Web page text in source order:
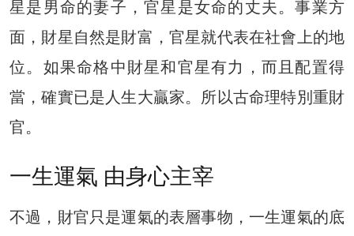
星是男命的妻子，官星是女命的丈夫。事業方
面，財星自然是財富，官星就代表在社會上的地
位。如果命格中財星和官星有力，而且配置得
當，確實已是人生大贏家。所以古命理特別重財
官。
一生運氣 由身心主宰
不過，財官只是運氣的表層事物，一生運氣的底